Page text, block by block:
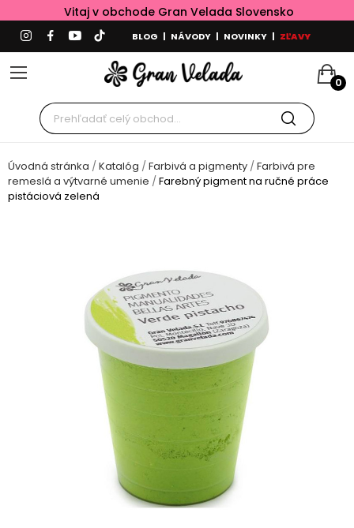
Vitaj v obchode Gran Velada Slovensko
BLOG | NÁVODY | NOVINKY | ZĽAVY
0
Úvodná stránka Katalóg Farbivá a pigmenty
Farbivá pre
remeslá a výtvarné umenie
Farebný pigment na ručné práce
pistáciová zelená